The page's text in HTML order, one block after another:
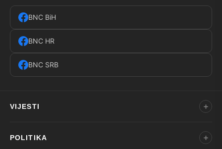
BNC BiH
BNC HR
BNC SRB
VIJESTI
POLITIKA